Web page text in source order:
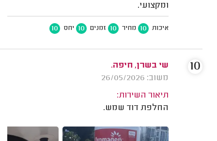
ומקצועי.
איכות 10 מחיר 10 זמנים 10 יחס 10
שי בשרן, חיפה.
משוב: 26/05/2026
תיאור השירות:
החלפת דוד שמש.
10